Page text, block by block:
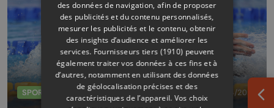
SPORTS 10/04/2026
des données de navigation, afin de proposer
des publicités et du contenu personnalisés,
mesurer les publicités et le contenu, obtenir
des insights d’audience et améliorer les
services. Fournisseurs tiers (1910) peuvent
également traiter vos données à ces fins et à
d’autres, notamment en utilisant des données
de géolocalisation précises et des
caractéristiques de l’appareil. Vos choix